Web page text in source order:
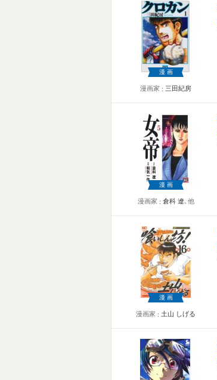
漫画
漫画家 三田紀房
漫画
漫画家 倉科 遼､他
漫画
漫画家 土山 しげる